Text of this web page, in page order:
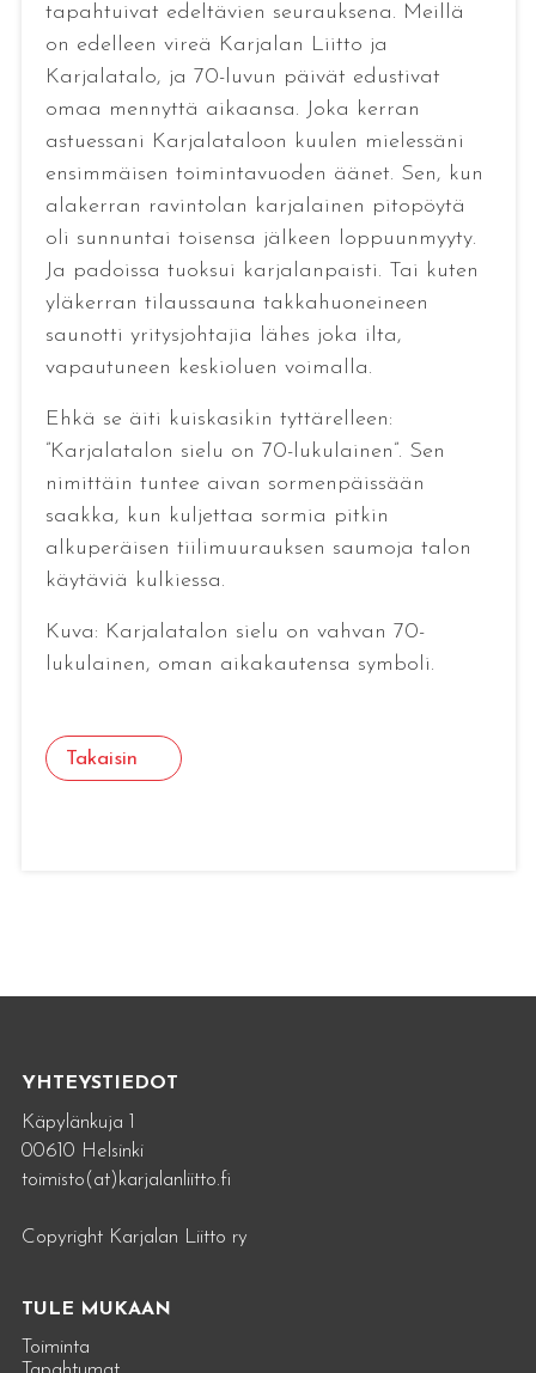
tapahtuivat edeltävien seurauksena. Meillä
on edelleen vireä Karjalan Liitto ja
Karjalatalo, ja 70-luvun päivät edustivat
omaa mennyttä aikaansa. Joka kerran
astuessani Karjalataloon kuulen mielessäni
ensimmäisen toimintavuoden äänet. Sen, kun
alakerran ravintolan karjalainen pitopöytä
oli sunnuntai toisensa jälkeen loppuunmyyty.
Ja padoissa tuoksui karjalanpaisti. Tai kuten
yläkerran tilaussauna takkahuoneineen
saunotti yritysjohtajia lähes joka ilta,
vapautuneen keskioluen voimalla.
Ehkä se äiti kuiskasikin tyttärelleen:
”Karjalatalon sielu on 70-lukulainen”. Sen
nimittäin tuntee aivan sormenpäissään
saakka, kun kuljettaa sormia pitkin
alkuperäisen tiilimuurauksen saumoja talon
käytäviä kulkiessa.
Kuva: Karjalatalon sielu on vahvan 70-
lukulainen, oman aikakautensa symboli.
Takaisin
YHTEYSTIEDOT
Käpylänkuja 1
00610 Helsinki
toimisto(at)karjalanliitto.fi
Copyright Karjalan Liitto ry
TULE MUKAAN
Toiminta